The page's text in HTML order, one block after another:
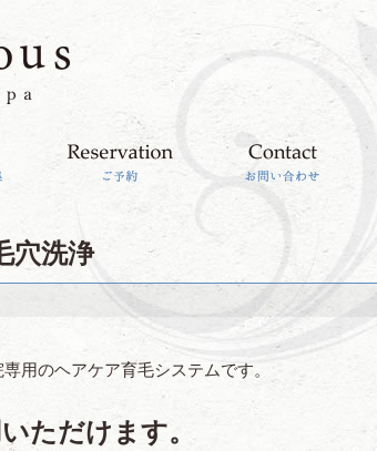
穴洗浄
用のヘアケア育毛システムです。
ただけます。